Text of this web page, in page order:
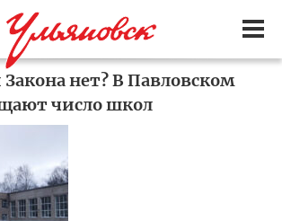
нет? В Павловском
число школ